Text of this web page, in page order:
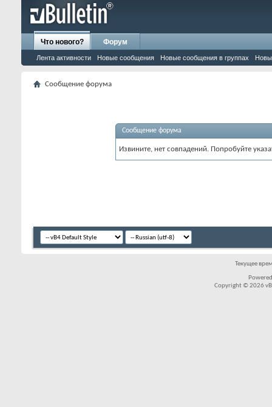
Что нового?
Лента активности Новые сообщения Новые сообщения в группах
Форум
Сообщение форума
Сообщение форума
Извините, нет совпадений. Попробуйте
Текущее
Copyright © 2026